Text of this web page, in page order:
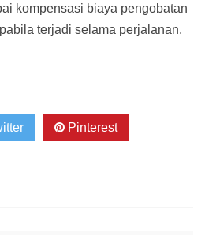
kompensasi biaya pengobatan
terjadi selama perjalanan.
Pinterest